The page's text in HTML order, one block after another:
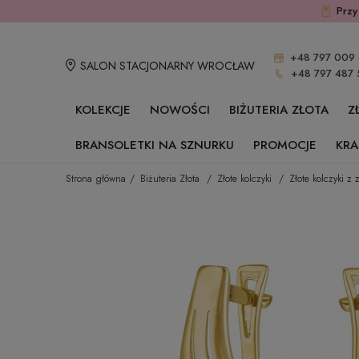
SALON STACJONARNY WROCŁAW
+48 797 009
+48 797 487
KOLEKCJE NOWOŚCI BIŻUTERIA ZŁOTA
BRANSOLETKI NA SZNURKU
PROMOCJE
Strona główna Biżuteria Złota Złote kolczyki Złote kolczyki z